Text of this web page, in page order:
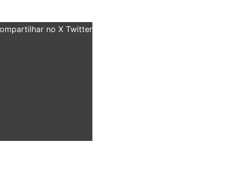
no X Twitter